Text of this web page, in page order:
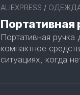
ALIEXPRESS /
Портативная
Портативная
компактное
ситуациях, когда